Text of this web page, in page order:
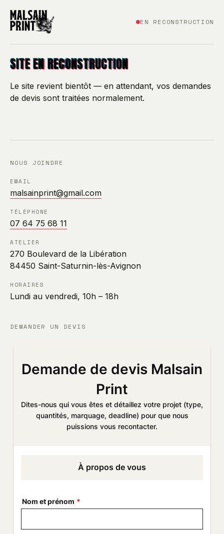
EN RECONSTRUCTION
SITE EN RECONSTRUCTION
Le site revient bientôt — en attendant, vos demandes
de devis sont traitées normalement.
NOUS JOINDRE
EMAIL
malsainprint@gmail.com
TÉLÉPHONE
07 64 75 68 11
ATELIER
270 Boulevard de la Libération
84450 Saint-Saturnin-lès-Avignon
HORAIRES
Lundi au vendredi, 10h – 18h
DEMANDER UN DEVIS